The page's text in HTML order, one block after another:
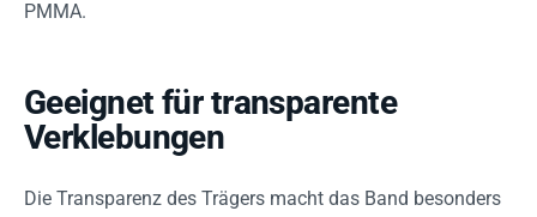
PMMA.
Geeignet für transparente
Verklebungen
Die Transparenz des Trägers macht das Band besonders